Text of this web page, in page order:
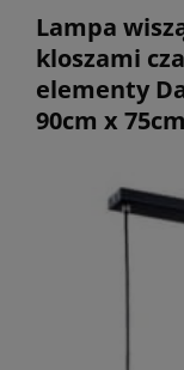
Lampa
kloszami
elementy
90cm x 75cm